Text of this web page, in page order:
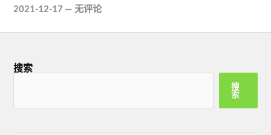
2021-12-17 —无评论
搜索
搜
索